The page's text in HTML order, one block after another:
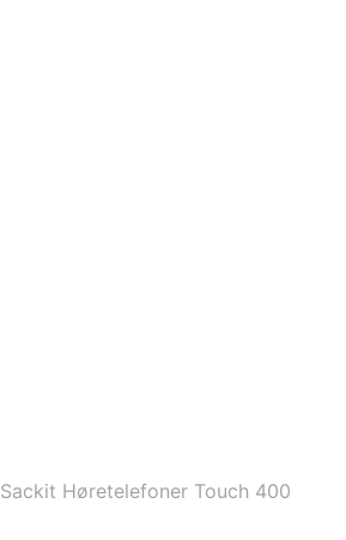
Sackit Høretelefoner Touch 400